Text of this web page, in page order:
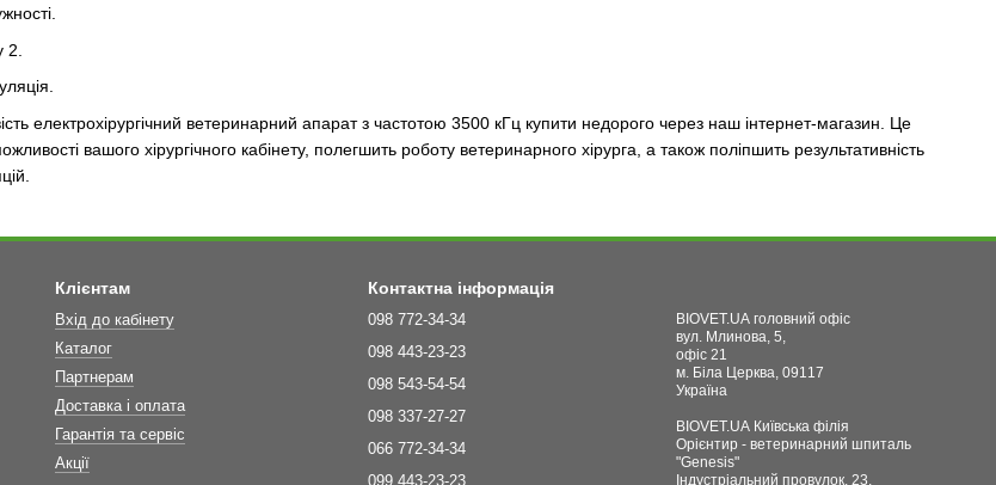
2.
електрохірургічний ветеринарний апарат з частотою 3500 кГц купити недорого через наш інтернет-магазин. Це
вашого хірургічного кабінету, полегшить роботу ветеринарного хірурга, а також поліпшить результативність
Клієнтам
Вхід до кабінету
Каталог
Партнерам
Доставка і оплата
Гарантія та сервіс
Акції
Контактна інформація
098 772-34-34
098 443-23-23
098 543-54-54
098 337-27-27
066 772-34-34
099 443-23-23
BIOVET.UA головний офіс
вул. Млинова, 5,
офіс 21
м. Біла Церква, 09117
Україна
BIOVET.UA Київська філія
Орієнтир - ветеринарний шпиталь
"Genesis"
Індустріальний провулок, 23,